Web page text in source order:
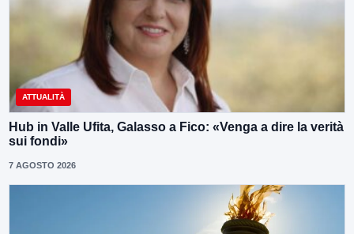
ATTUALITÀ
Hub in Valle Ufita, Galasso a Fico: «Venga a dire la verità
sui fondi»
7 AGOSTO 2026